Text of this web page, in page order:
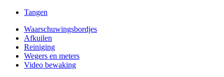
Tangen
Waarschuwingsbordjes
Afkuilen
Reiniging
Wegers en meters
Video bewaking